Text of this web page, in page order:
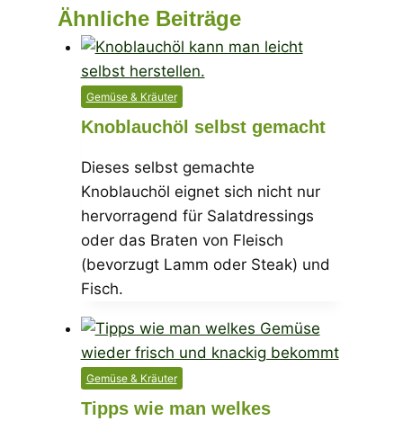
Ähnliche Beiträge
Gemüse & Kräuter
Knoblauchöl selbst gemacht
Dieses selbst gemachte
Knoblauchöl eignet sich nicht nur
hervorragend für Salatdressings
oder das Braten von Fleisch
(bevorzugt Lamm oder Steak) und
Fisch.
Gemüse & Kräuter
Tipps wie man welkes